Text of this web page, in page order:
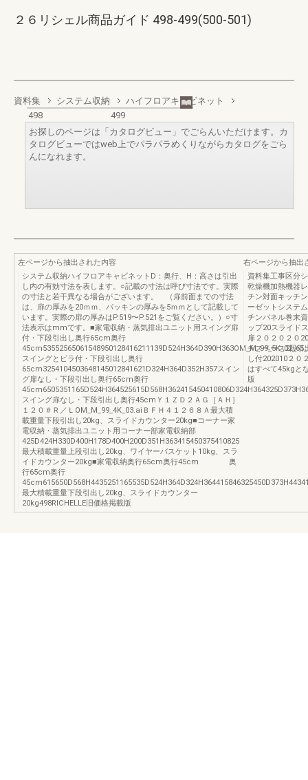
２６リシェル商品ガイド 498-499(500-501)
資料集 システム収納
ハイフロアキャビネット
498
499
お探しのページは「カタログビュー」でごらんいただけます。カ
タログビューではweb上でパラパラめくりながらカタログをごら
んになれます。
左ページから抽出された内容
システム収納ハイフロアキャビネットD：奥行、H：高さは引出
し内の有効寸法を表します。○記載の寸法は呼び寸法です。実際
の寸法と若干異なる場合がございます。 （扉前面までの寸法
は、扉の厚みを20ｍｍ、パッキンの厚みを5ｍｍとして記載して
います。実際の扉の厚みはP.519〜P.521をご覧ください。）○寸
法表示はmmです。■家電収納・蒸気排出ユニット用スイング扉
付・下段引出し奥行65cm奥行
スイングとビラ付・下段引出し奥行
65cm3254104503648145012841621D324H364D352H357スイン
グ扉なし・下段引出し奥行65cm奥行
スイング扉なし・下段引出し奥行45cmＹ１ＺＤ２ＡＧ［ＡＨ］
１２０＃Ｒ／ＬOM_M_99_4K_03.aiＢＦＨ４１２６８Ａ最大積
載重量下段引出し20kg、スライドカウンター20kg■コーナー家
電収納・蒸気排出ユニット用コーナー部家電収納部
425D424H330D400H178D400H200D351H363415450375410825
最大積載重量上段引出し20kg、ワイヤーバスケット10kg、スラ
イドカウンター20kg■家電収納奥行65cm奥行45cm 奥
行65cm奥行
最大積載重量下段引出し20kg、スライドカウンター
20kg498RICHELLE旧価格掲載版
右ページから抽出
資料集工事区分
乾燥機加熱機器
チン対面キッチ
ーゼットシステ
チンパネル巻末
ップ20スライド
扉２０２０２０
チスペース2段引
し付202010２０
はすべて45kgと
版